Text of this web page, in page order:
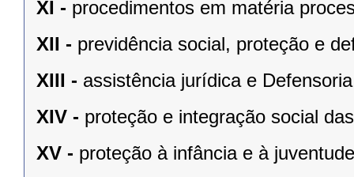
XI - procedimentos em matéria
XII - previdência social, proteção e
XIII - assistência jurídica e
XIV - proteção e integração social
XV - proteção à infância e à